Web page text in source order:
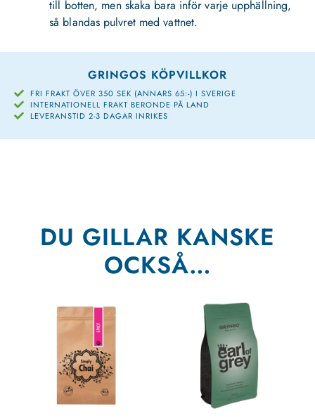
till botten, men skaka bara inför varje upphällning,
så blandas pulvret med vattnet.
GRINGOS KÖPVILLKOR
FRI FRAKT ÖVER 350 SEK (ANNARS 65:-) I SVERIGE
INTERNATIONELL FRAKT BERONDE PÅ LAND
LEVERANSTID 2-3 DAGAR INRIKES
DU GILLAR KANSKE
OCKSÅ…